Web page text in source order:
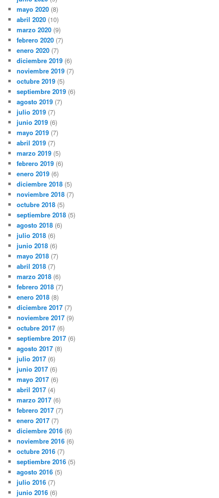
mayo 2020 (8)
abril 2020 (10)
marzo 2020 (9)
febrero 2020 (7)
enero 2020 (7)
diciembre 2019 (6)
noviembre 2019 (7)
octubre 2019 (5)
septiembre 2019 (6)
agosto 2019 (7)
julio 2019 (7)
junio 2019 (6)
mayo 2019 (7)
abril 2019 (7)
marzo 2019 (5)
febrero 2019 (6)
enero 2019 (6)
diciembre 2018 (5)
noviembre 2018 (7)
octubre 2018 (5)
septiembre 2018 (5)
agosto 2018 (6)
julio 2018 (6)
junio 2018 (6)
mayo 2018 (7)
abril 2018 (7)
marzo 2018 (6)
febrero 2018 (7)
enero 2018 (8)
diciembre 2017 (7)
noviembre 2017 (9)
octubre 2017 (6)
septiembre 2017 (6)
agosto 2017 (8)
julio 2017 (6)
junio 2017 (6)
mayo 2017 (6)
abril 2017 (4)
marzo 2017 (6)
febrero 2017 (7)
enero 2017 (7)
diciembre 2016 (6)
noviembre 2016 (6)
octubre 2016 (7)
septiembre 2016 (5)
agosto 2016 (5)
julio 2016 (7)
junio 2016 (6)